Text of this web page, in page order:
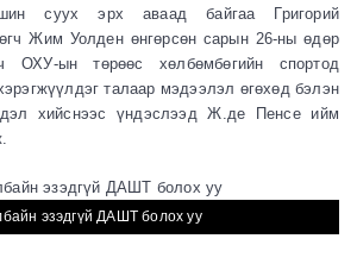
суух эрх аваад байгаа Григорий
Жим Уолден өнгөрсөн сарын 26-ны өдөр
ОХУ-ын төрөөс хөлбөмбөгийн спортод
талаар мэдээлэл өгөхөд бэлэн
хийснээс үндэслээд Ж.де Пенсе ийм
эзэдгүй ДАШТ болох уу